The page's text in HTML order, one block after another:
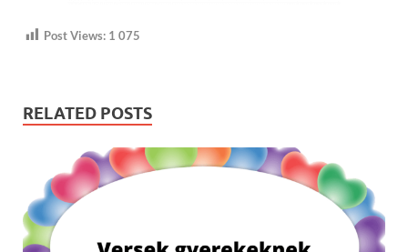
Post Views: 1 075
RELATED POSTS